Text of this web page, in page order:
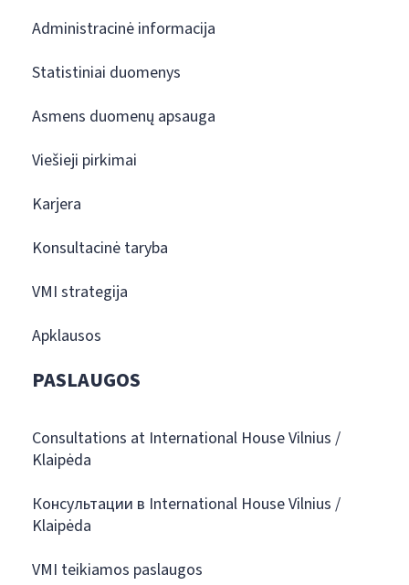
Administracinė informacija
Statistiniai duomenys
Asmens duomenų apsauga
Viešieji pirkimai
Karjera
Konsultacinė taryba
VMI strategija
Apklausos
PASLAUGOS
Consultations at International House Vilnius /
Klaipėda
Консультации в International House Vilnius /
Klaipėda
VMI teikiamos paslaugos